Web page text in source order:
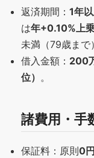
返済期間： 1年
は年+0.10%上
未満（79歳まで
借入金額： 200
位） 。
諸費用・手
保証料：原則0円